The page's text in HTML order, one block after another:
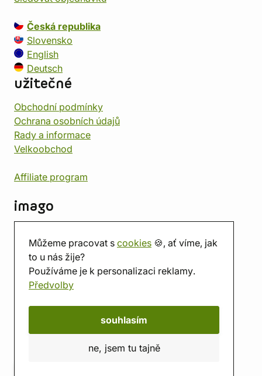
Můžeme pracovat s cookies 🍪, ať víme, jak
to u nás žije?
Používáme je k personalizaci reklamy.
Předvolby
souhlasím
ne, jsem tu tajně
Česká republika
Slovensko
English
Deutsch
užitečné
Obchodní podmínky
Ochrana osobních údajů
Rady a informace
Velkoobchod
Affiliate program
imago
Prodejna
Herna
O nás
Hodnocení obchodu